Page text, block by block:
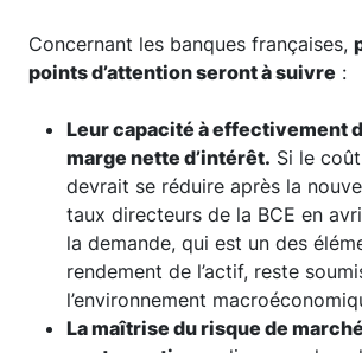
Concernant les banques françaises,
points d’attention seront à suivre :
Leur capacité à effectivement
marge nette d’intérêt. Si le
devrait se réduire après la
taux directeurs de la BCE en
la demande, qui est un des
rendement de l’actif, reste
l’environnement
La maîtrise du risque de